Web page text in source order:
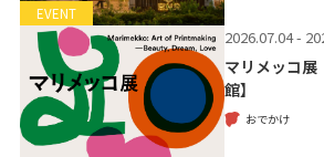
EVENT
2026.07.04 -
マリメッコ展
館】
おでかけ